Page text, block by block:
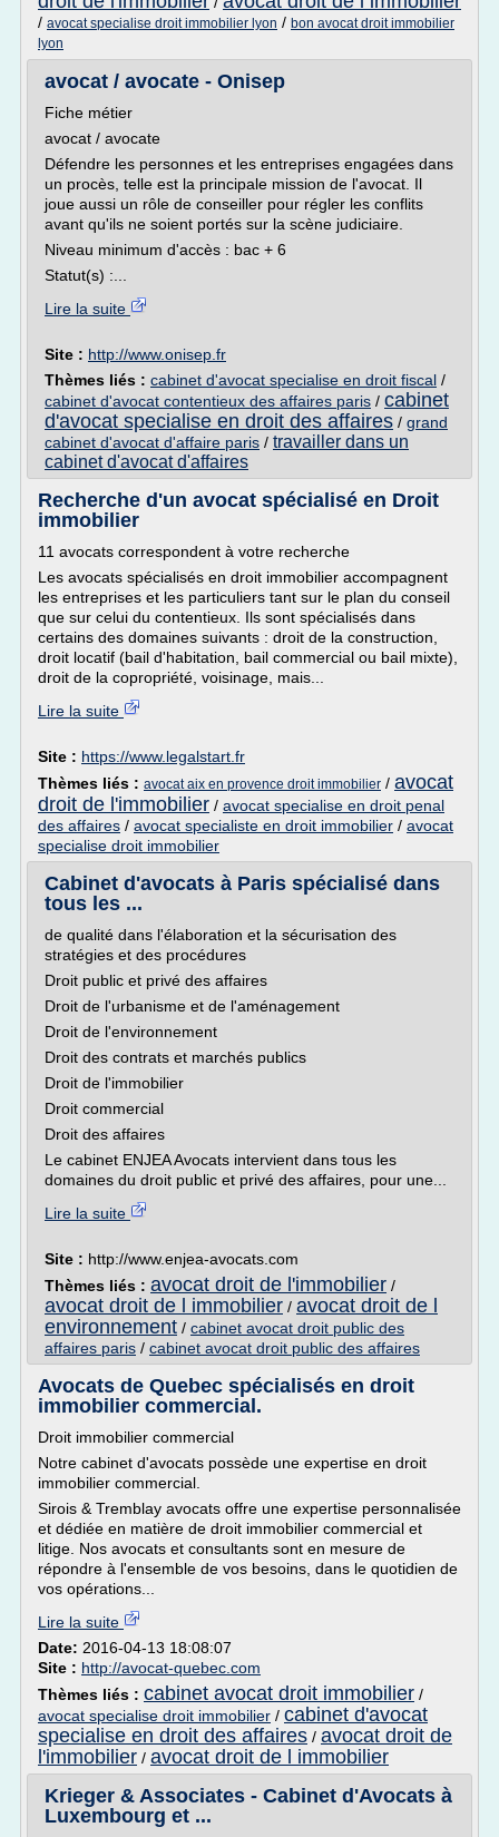
/ avocat specialise droit immobilier lyon / bon avocat droit immobilier
lyon
avocat / avocate - Onisep
Fiche métier
avocat / avocate
Défendre les personnes et les entreprises engagées dans
un procès, telle est la principale mission de l'avocat. Il
joue aussi un rôle de conseiller pour régler les conflits
avant qu'ils ne soient portés sur la scène judiciaire.
Niveau minimum d'accès : bac + 6
Statut(s) :...
Lire la suite
Site : http://www.onisep.fr
Thèmes liés : cabinet d'avocat specialise en droit fiscal /
cabinet d'avocat contentieux des affaires paris / cabinet
d'avocat specialise en droit des affaires / grand
cabinet d'avocat d'affaire paris / travailler dans un
cabinet d'avocat d'affaires
Recherche d'un avocat spécialisé en Droit
immobilier
11 avocats correspondent à votre recherche
Les avocats spécialisés en droit immobilier accompagnent
les entreprises et les particuliers tant sur le plan du conseil
que sur celui du contentieux. Ils sont spécialisés dans
certains des domaines suivants : droit de la construction,
droit locatif (bail d'habitation, bail commercial ou bail mixte),
droit de la copropriété, voisinage, mais...
Lire la suite
Site : https://www.legalstart.fr
Thèmes liés : avocat aix en provence droit immobilier / avocat
droit de l'immobilier / avocat specialise en droit penal
des affaires / avocat specialiste en droit immobilier / avocat
specialise droit immobilier
Cabinet d'avocats à Paris spécialisé dans
tous les ...
de qualité dans l'élaboration et la sécurisation des
stratégies et des procédures
Droit public et privé des affaires
Droit de l'urbanisme et de l'aménagement
Droit de l'environnement
Droit des contrats et marchés publics
Droit de l'immobilier
Droit commercial
Droit des affaires
Le cabinet ENJEA Avocats intervient dans tous les
domaines du droit public et privé des affaires, pour une...
Lire la suite
Site : http://www.enjea-avocats.com
Thèmes liés : avocat droit de l'immobilier /
avocat droit de l immobilier / avocat droit de l
environnement / cabinet avocat droit public des
affaires paris / cabinet avocat droit public des affaires
Avocats de Quebec spécialisés en droit
immobilier commercial.
Droit immobilier commercial
Notre cabinet d'avocats possède une expertise en droit
immobilier commercial.
Sirois & Tremblay avocats offre une expertise personnalisée
et dédiée en matière de droit immobilier commercial et
litige. Nos avocats et consultants sont en mesure de
répondre à l'ensemble de vos besoins, dans le quotidien de
vos opérations...
Lire la suite
Date: 2016-04-13 18:08:07
Site : http://avocat-quebec.com
Thèmes liés : cabinet avocat droit immobilier /
avocat specialise droit immobilier / cabinet d'avocat
specialise en droit des affaires / avocat droit de
l'immobilier / avocat droit de l immobilier
Krieger & Associates - Cabinet d'Avocats à
Luxembourg et ...